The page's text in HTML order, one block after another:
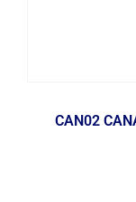
CAN02